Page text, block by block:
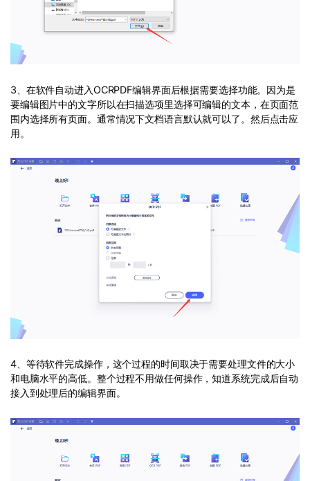
3、在软件自动进入OCRPDF编辑界面后根据需要选择功能。因为是
要编辑图片中的文字所以在扫描选项里选择可编辑的文本，在页面范
围内选择所有页面。通常情况下文档语言默认就可以了。然后点击应
用。
4、等待软件完成操作，这个过程的时间取决于需要处理文件的大小
和电脑水平的高低。整个过程不用做任何操作，知道系统完成后自动
接入到处理后的编辑界面。